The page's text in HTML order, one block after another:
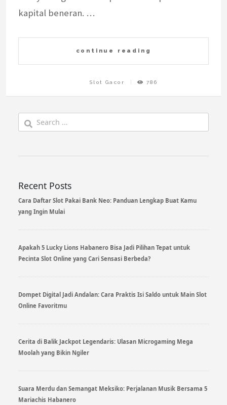
kapital beneran. …
continue reading
Slot Gacor 786
for:
Recent Posts
Cara Daftar Slot Pakai Bank Neo: Panduan Lengkap Buat Kamu
yang Ingin Mulai
Apakah 5 Lucky Lions Habanero Bisa Jadi Pilihan Tepat untuk
Pecinta Slot Online yang Cari Sensasi Berbeda?
Dompet Digital Jadi Andalan: Cara Praktis Isi Saldo untuk Main Slot
Online Favoritmu
Cerita di Balik Jackpot Legendaris: Ulasan Microgaming Mega
Moolah yang Bikin Ngiler
Suara Merdu dan Semangat Meksiko: Perjalanan Musik Bersama 5
Mariachis Habanero